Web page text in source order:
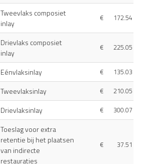
Tweevlaks composiet
inlay
€ 172.54
Drievlaks composiet
inlay
€ 225.05
Eénvlaksinlay € 135.03
Tweevlaksinlay € 210.05
Drievlaksinlay € 300.07
Toeslag voor extra
retentie bij het plaatsen
van indirecte
restauraties
€ 37.51